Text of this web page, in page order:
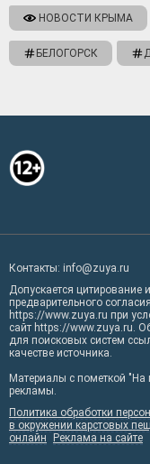
НОВОСТИ КРЫМА
БЕЛОГОРСК
Контакты: info@zuya.ru
Допускается цитирование
предварительного
https://www.zuya.ru при
сайт https://www.zuya.ru.
для поисковых систем
качестве источника.
Материалы с пометкой "На
рекламы.
Политика обработки
в окружении карстовых
онлайн
Реклама на сайте